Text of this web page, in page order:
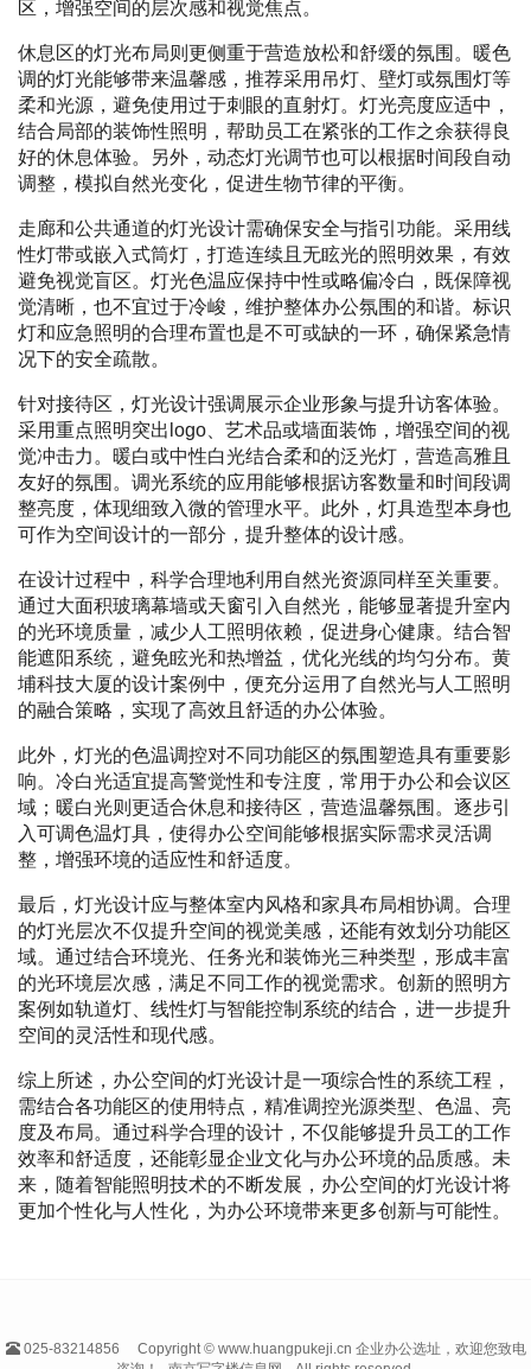
区，增强空间的层次感和视觉焦点。
休息区的灯光布局则更侧重于营造放松和舒缓的氛围。暖色
调的灯光能够带来温馨感，推荐采用吊灯、壁灯或氛围灯等
柔和光源，避免使用过于刺眼的直射灯。灯光亮度应适中，
结合局部的装饰性照明，帮助员工在紧张的工作之余获得良
好的休息体验。另外，动态灯光调节也可以根据时间段自动
调整，模拟自然光变化，促进生物节律的平衡。
走廊和公共通道的灯光设计需确保安全与指引功能。采用线
性灯带或嵌入式筒灯，打造连续且无眩光的照明效果，有效
避免视觉盲区。灯光色温应保持中性或略偏冷白，既保障视
觉清晰，也不宜过于冷峻，维护整体办公氛围的和谐。标识
灯和应急照明的合理布置也是不可或缺的一环，确保紧急情
况下的安全疏散。
针对接待区，灯光设计强调展示企业形象与提升访客体验。
采用重点照明突出logo、艺术品或墙面装饰，增强空间的视
觉冲击力。暖白或中性白光结合柔和的泛光灯，营造高雅且
友好的氛围。调光系统的应用能够根据访客数量和时间段调
整亮度，体现细致入微的管理水平。此外，灯具造型本身也
可作为空间设计的一部分，提升整体的设计感。
在设计过程中，科学合理地利用自然光资源同样至关重要。
通过大面积玻璃幕墙或天窗引入自然光，能够显著提升室内
的光环境质量，减少人工照明依赖，促进身心健康。结合智
能遮阳系统，避免眩光和热增益，优化光线的均匀分布。黄
埔科技大厦的设计案例中，便充分运用了自然光与人工照明
的融合策略，实现了高效且舒适的办公体验。
此外，灯光的色温调控对不同功能区的氛围塑造具有重要影
响。冷白光适宜提高警觉性和专注度，常用于办公和会议区
域；暖白光则更适合休息和接待区，营造温馨氛围。逐步引
入可调色温灯具，使得办公空间能够根据实际需求灵活调
整，增强环境的适应性和舒适度。
最后，灯光设计应与整体室内风格和家具布局相协调。合理
的灯光层次不仅提升空间的视觉美感，还能有效划分功能区
域。通过结合环境光、任务光和装饰光三种类型，形成丰富
的光环境层次感，满足不同工作的视觉需求。创新的照明方
案例如轨道灯、线性灯与智能控制系统的结合，进一步提升
空间的灵活性和现代感。
综上所述，办公空间的灯光设计是一项综合性的系统工程，
需结合各功能区的使用特点，精准调控光源类型、色温、亮
度及布局。通过科学合理的设计，不仅能够提升员工的工作
效率和舒适度，还能彰显企业文化与办公环境的品质感。未
来，随着智能照明技术的不断发展，办公空间的灯光设计将
更加个性化与人性化，为办公环境带来更多创新与可能性。
025-83214856
Copyright © www.huangpukeji.cn 企业办公选址，欢迎您致电